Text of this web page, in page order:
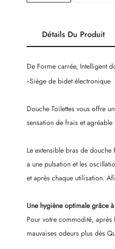
Détails Du Produit
De Forme carrée, Intelligent
--Siège de bidet électronique
Douche Toilettes vous offre
sensation de frais et
Le extensible bras de
a une pulsation et les
et après chaque utilisation.
Une hygiène optimale grâce
Pour votre commodité,
mauvaises odeurs plus dès